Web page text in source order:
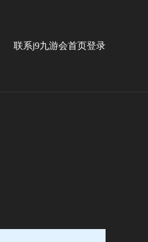
联系j9九游会首页登录